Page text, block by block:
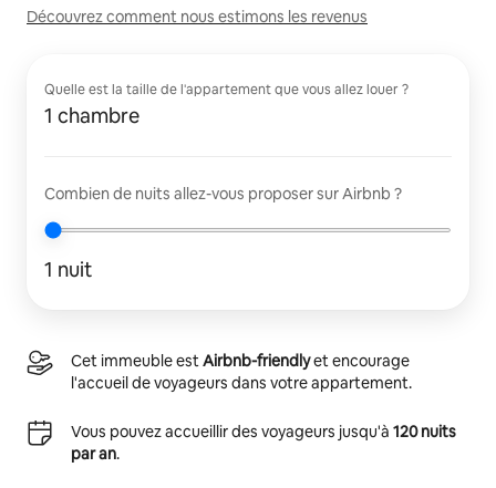
Découvrez comment nous estimons les revenus
Quelle est la taille de l'appartement que vous allez louer ?
1 chambre
Combien de nuits allez-vous proposer sur Airbnb ?
1 nuit
Cet immeuble estAirbnb-friendlyet encourage
l'accueil de voyageurs dans votre appartement.
Vous pouvez accueillir des voyageurs jusqu'à 120 nuits
par an.